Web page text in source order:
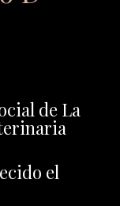
de La
el